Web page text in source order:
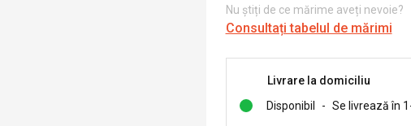
Nu știți de ce mărime aveți nevoie?
Consultați tabelul de mărimi
Livrare la domiciliu
Disponibil
- Se livrează în